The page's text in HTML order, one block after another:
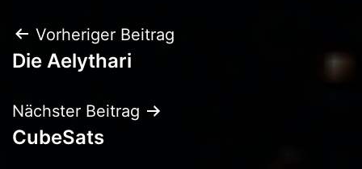
Beitragsnavigation
Vorheriger Beitrag
Die Aelythari
Nächster Beitrag
CubeSats